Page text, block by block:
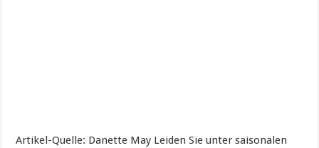
Artikel-Quelle: Danette May Leiden Sie unter saisonalen